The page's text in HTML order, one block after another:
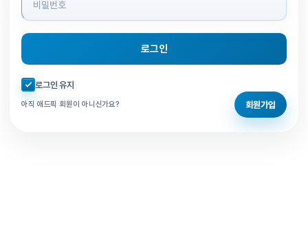
로그인
자동로그인 체크
로그인 유지
아직 애드픽 회원이 아니신가요? 회원가입